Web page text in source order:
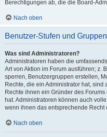
Berechtigungen ab, die die Board-
Nach oben
Benutzer-Stufen und Gruppen
Was sind Administratoren?
Administratoren haben die
Art von Aktion im Forum ausführen; z.
sperren, Benutzergruppen erstellen,
Rechte, die ein Administrator hat,
Rechte ihnen ein Gründer des
hat. Administratoren können auch
wenn ihnen das entsprechende Recht
Nach oben